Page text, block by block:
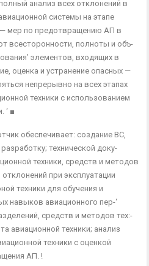
анализ всех отклонений в
системы на этапе
мер по предотвращению АП в
всесторонности, полноты и объ­
элементов, входящих в
оценка и устранение опас­ных —
непрерывно на всех этапах
техники с исполь­зованием
‘ ■
обеспечивает: создание ВС,
технической доку­
техники, средств и ме­тодов
при эксплуа­тации
техники для обучения и
навыков авиационного пер-‘
средств и методов тех:-
авиационной техники; анализ
техники с оценкой
АП. !